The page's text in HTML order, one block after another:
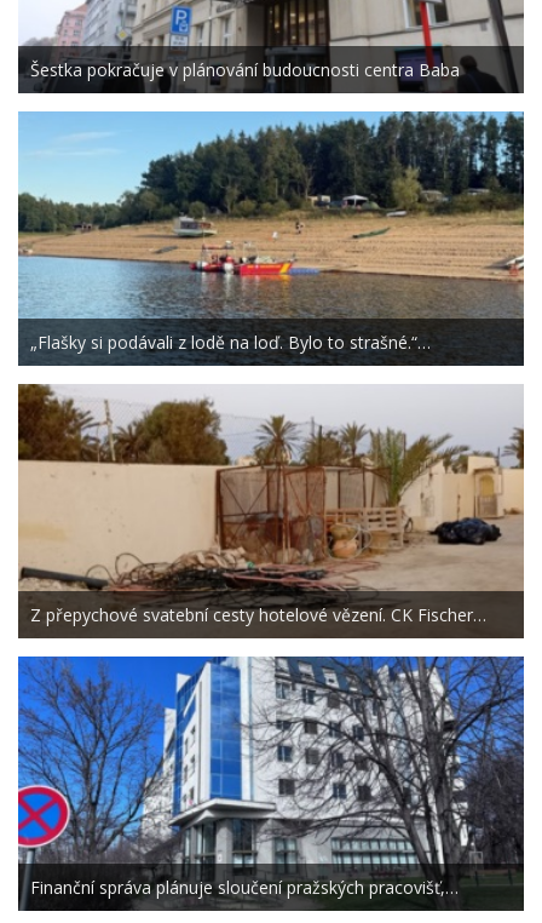
Šestka pokračuje v plánování budoucnosti centra Baba
„Flašky si podávali z lodě na loď. Bylo to strašné.“…
Z přepychové svatební cesty hotelové vězení. CK Fischer…
Finanční správa plánuje sloučení pražských pracovišť,…